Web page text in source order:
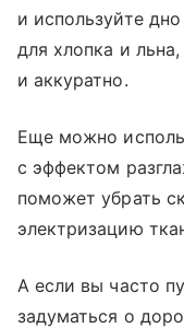
и используйте
для хлопка и
и аккуратно.
Еще можно
с эффектом
поможет убрать
электризацию
А если вы часто
задуматься о